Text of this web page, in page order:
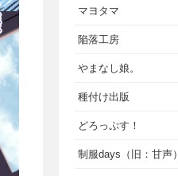
マヨタマ
陥落工房
やまなし娘。
種付け出版
どろっぷす！
制服days（旧：甘声）